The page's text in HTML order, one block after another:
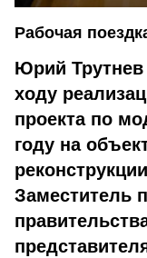
Рабочая
Юрий
ходу
проекта по
году на
Заместитель